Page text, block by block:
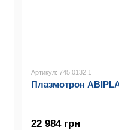
Артикул: 745.0132.1
Плазмотрон
22 984 грн